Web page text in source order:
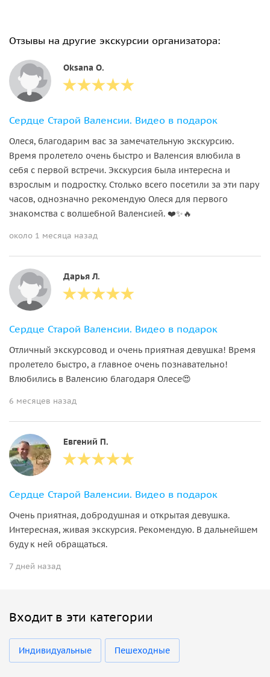
Отзывы на другие экскурсии организатора:
Oksana О.
Сердце Старой Валенсии. Видео в подарок
Олеся, благодарим вас за замечательную экскурсию.
Время пролетело очень быстро и Валенсия влюбила в
себя с первой встречи. Экскурсия была интересна и
взрослым и подростку. Столько всего посетили за эти пару
часов, однозначно рекомендую Олеся для первого
знакомства с волшебной Валенсией. ❤️✨🔥
около 1 месяца назад
Дарья Л.
Сердце Старой Валенсии. Видео в подарок
Отличный экскурсовод и очень приятная девушка! Время
пролетело быстро, а главное очень познавательно!
Влюбились в Валенсию благодаря Олесе😍
6 месяцев назад
Евгений П.
Сердце Старой Валенсии. Видео в подарок
Очень приятная, добродушная и открытая девушка.
Интересная, живая экскурсия. Рекомендую. В дальнейшем
буду к ней обращаться.
7 дней назад
Входит в эти категории
Индивидуальные Пешеходные